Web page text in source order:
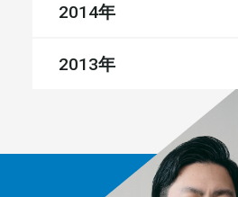
2014年
2013年